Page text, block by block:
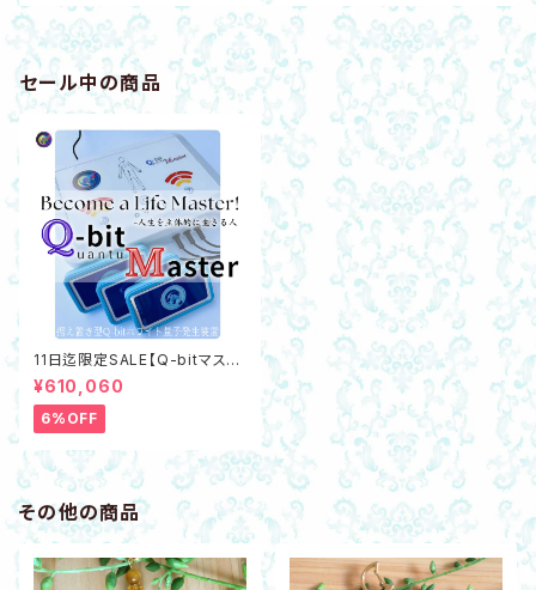
がん予防 コラーゲン ハリUP
セール中の商品
11日迄限定SALE【Q-bitマスタ
ー】据え置き型Q-bitホワイト量
子発生装置 最新機器☆数量限
定で豪華特典あり
¥610,060
6%OFF
その他の商品